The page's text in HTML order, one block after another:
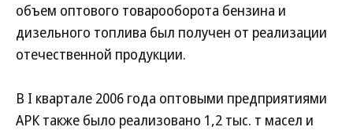
объем оптового товарооборота бензина и
дизельного топлива был получен от реализации
отечественной продукции.
В I квартале 2006 года оптовыми предприятиями
АРК также было реализовано 1,2 тыс. т масел и